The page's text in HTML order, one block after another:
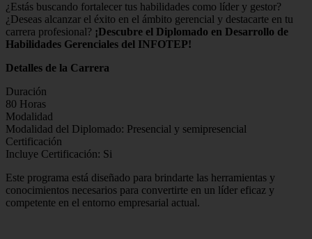
¿Estás buscando fortalecer tus habilidades como líder y gestor?
¿Deseas alcanzar el éxito en el ámbito gerencial y destacarte en tu
carrera profesional? ¡Descubre el Diplomado en Desarrollo de
Habilidades Gerenciales del INFOTEP!
Detalles de la Carrera
Duración
80 Horas
Modalidad
Modalidad del Diplomado: Presencial y semipresencial
Certificación
Incluye Certificación: Si
Este programa está diseñado para brindarte las herramientas y
conocimientos necesarios para convertirte en un líder eficaz y
competente en el entorno empresarial actual.